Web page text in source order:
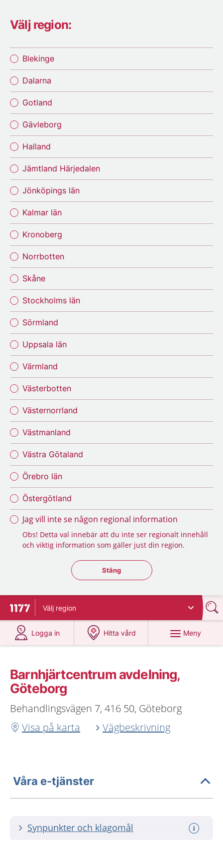
Välj region:
Blekinge
Dalarna
Gotland
Gävleborg
Halland
Jämtland Härjedalen
Jönköpings län
Kalmar län
Kronoberg
Norrbotten
Skåne
Stockholms län
Sörmland
Uppsala län
Värmland
Västerbotten
Västernorrland
Västmanland
Västra Götaland
Örebro län
Östergötland
Jag vill inte se någon regional information
Obs! Detta val innebär att du inte ser regionalt innehåll
och viktig information som gäller just din region.
Stäng regionsväljaren
Stäng
Till startsidan för 1177
Välj region
Logga in
på 1177.se
Hitta vård
på 1177.se
Meny
Barnhjärtcentrum avdelning,
Göteborg
Behandlingsvägen 7, 416 50, Göteborg
Visa på karta
Vägbeskrivning
Våra e-tjänster
Synpunkter och klagomål